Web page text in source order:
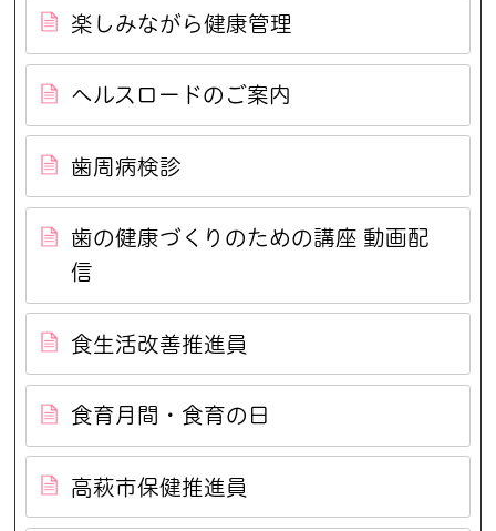
楽しみながら健康管理
ヘルスロードのご案内
歯周病検診
歯の健康づくりのための講座 動画配
信
食生活改善推進員
食育月間・食育の日
高萩市保健推進員